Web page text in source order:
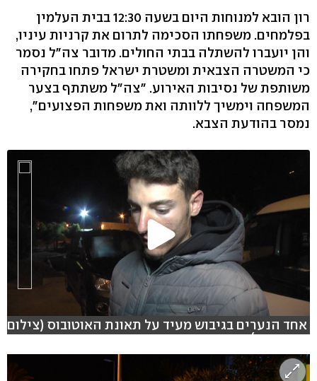
רון הובא למנוחות היום בשעה 12:30 בבית העלמין
בפלמחים. משפחתו הסכימה לתרום את קרניות עיניו,
והן יועברו להשתלה בבתי החולים. מדובר צה"ל נסמר
כי המשטרה הצבאית ומשטרת ישראל פתחו בחקירה
משותפת של נסיבות האירוע. "צה"ל משתתף בצער
המשפחה וימשיך ללוותה ואת משפחות הפצועים",
נמסר בהודעת הצבא.
אחד הנערים בגיבוש מעיד על תאונת האוטובוס (צילום:
רועי עידן)